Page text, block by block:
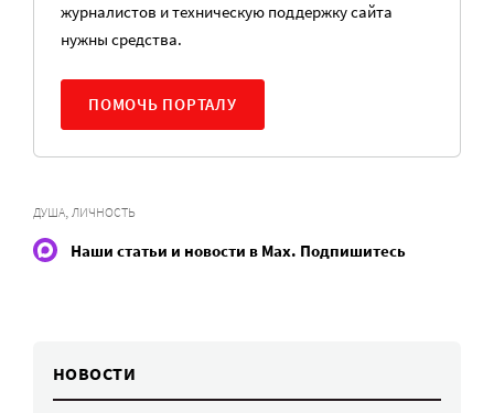
журналистов и техническую поддержку сайта
нужны средства.
ПОМОЧЬ ПОРТАЛУ
ДУША, ЛИЧНОСТЬ
Наши статьи и новости в Max. Подпишитесь
НОВОСТИ